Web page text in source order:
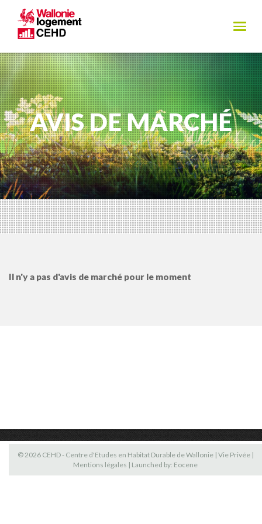
AVIS DE MARCHÉ
Il n'y a pas d'avis de marché pour le moment
© 2026 CEHD - Centre d'Etudes en Habitat Durable de Wallonie | Vie Privée|
Mentions légales | Launched by: Eocene